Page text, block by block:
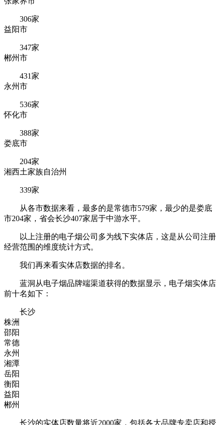
306家
益阳市
347家
郴州市
431家
永州市
536家
怀化市
388家
娄底市
204家
湘西土家族自治州
339家
从各市数据来看，最多的是常德市579家，最少的是娄底
市204家，省会长沙407家居于中游水平。
以上注册的电子烟公司多为线下实体店，这是从公司注册
经营范围的维度统计方式。
我们再来看实体店数据的排名。
蓝洞从电子烟品牌端渠道获得的数据显示，电子烟实体店
前十名如下：
长沙
株洲
邵阳
常德
永州
湘潭
岳阳
衡阳
益阳
郴州
长沙的实体店数量将近2000家，包括各大品牌专卖店和授